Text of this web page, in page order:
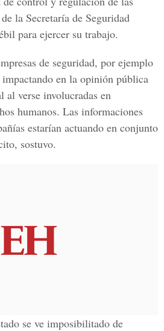
la Secretaría de Seguridad
para ejercer su trabajo.
de seguridad, por ejemplo
en la opinión pública
al verse involucradas en
humanos. Las informaciones
estarían actuando en conjunto
sostuvo.
se ve imposibilitado de